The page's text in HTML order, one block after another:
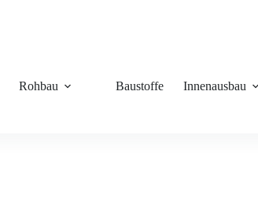
Rohbau Baustoffe Innenausbau